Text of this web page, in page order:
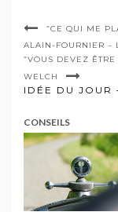
“CE QUI ME
ALAIN-FOURNIER –
“VOUS DEVEZ
WELCH
IDÉE DU JOUR
CONSEILS